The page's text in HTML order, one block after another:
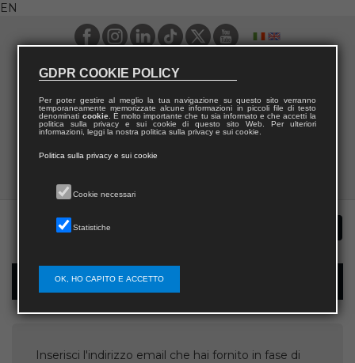
EN
Username recovery
Inserisci l'indirizzo email che hai fornito in fase di
GDPR COOKIE POLICY
Per poter gestire al meglio la tua navigazione su questo sito verranno
temporaneamente memorizzate alcune informazioni in piccoli file di testo
denominati cookie. È molto importante che tu sia informato e che accetti la
politica sulla privacy e sui cookie di questo sito Web. Per ulteriori
informazioni, leggi la nostra politica sulla privacy e sui cookie.
Politica sulla privacy e sui cookie
Cookie necessari
Statistiche
OK, HO CAPITO E ACCETTO